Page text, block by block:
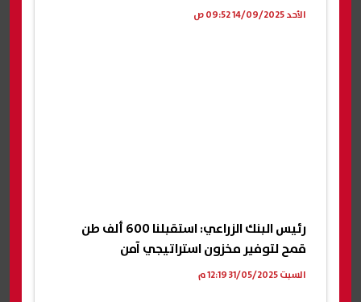
الأحد 14/09/2025 09:52 ص
رئيس البنك الزراعي: استقبلنا 600 ألف طن
قمح لتوفير مخزون استراتيجي آمن
السبت 31/05/2025 12:19 م